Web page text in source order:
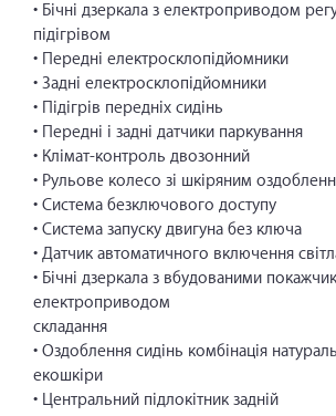
• Бічні дзеркала з електроприводом
підігрівом
• Передні електросклопідйомники
• Задні електросклопідйомники
• Підігрів передніх сидінь
• Передні і задні датчики паркування
• Клімат-контроль двозонний
• Рульове колесо зі шкіряним
• Система безключового доступу
• Система запуску двигуна без ключа
• Датчик автоматичного включення
• Бічні дзеркала з вбудованими
електроприводом
складання
• Оздоблення сидінь комбінація
екошкіри
• Центральний підлокітник задній